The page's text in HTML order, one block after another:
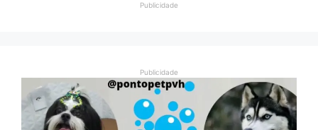
Publicidade
Publicidade